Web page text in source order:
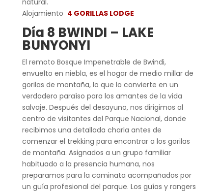
Alojamiento 4 GORILLAS LODGE
Día 8 BWINDI – LAKE
BUNYONYI
El remoto Bosque Impenetrable de Bwindi,
envuelto en niebla, es el hogar de medio millar de
gorilas de montaña, lo que lo convierte en un
verdadero paraíso para los amantes de la vida
salvaje. Después del desayuno, nos dirigimos al
centro de visitantes del Parque Nacional, donde
recibimos una detallada charla antes de
comenzar el trekking para encontrar a los gorilas
de montaña. Asignados a un grupo familiar
habituado a la presencia humana, nos
preparamos para la caminata acompañados por
un guía profesional del parque. Los guías y rangers